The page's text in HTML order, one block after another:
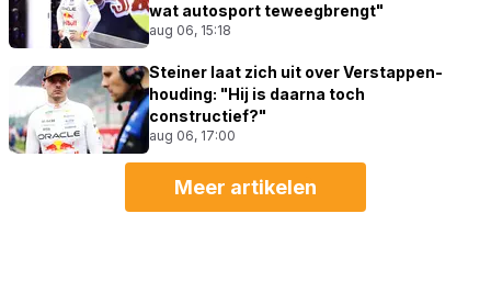
wat autosport teweegbrengt"
aug 06, 15:18
Steiner laat zich uit over Verstappen-
houding: "Hij is daarna toch
constructief?"
aug 06, 17:00
Meer artikelen